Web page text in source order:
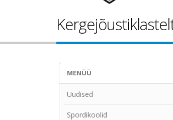
MENÜÜ
Uudised
Spordikoolid